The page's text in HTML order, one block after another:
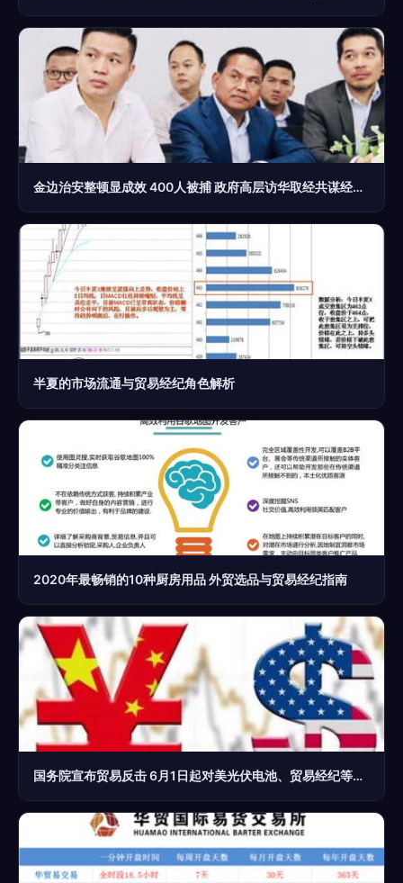
金边治安整顿显成效 400人被捕 政府高层访华取经共谋经贸新篇章
半夏的市场流通与贸易经纪角色解析
2020年最畅销的10种厨房用品 外贸选品与贸易经纪指南
国务院宣布贸易反击 6月1日起对美光伏电池、贸易经纪等商品加征25%关税